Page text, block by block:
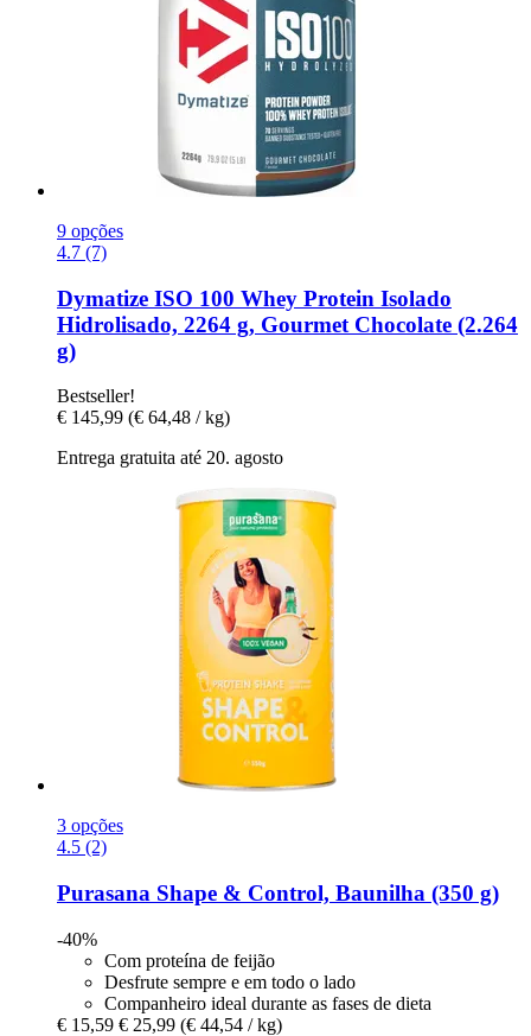
9 opções
4.7 (7)
Dymatize ISO 100 Whey Protein Isolado
Hidrolisado, 2264 g, Gourmet Chocolate (2.264
g)
Bestseller!
€ 145,99 (€ 64,48 / kg)
Entrega gratuita até 20. agosto
3 opções
4.5 (2)
Purasana Shape & Control, Baunilha (350 g)
-40%
Com proteína de feijão
Desfrute sempre e em todo o lado
Companheiro ideal durante as fases de dieta
€ 15,59 € 25,99 (€ 44,54 / kg)